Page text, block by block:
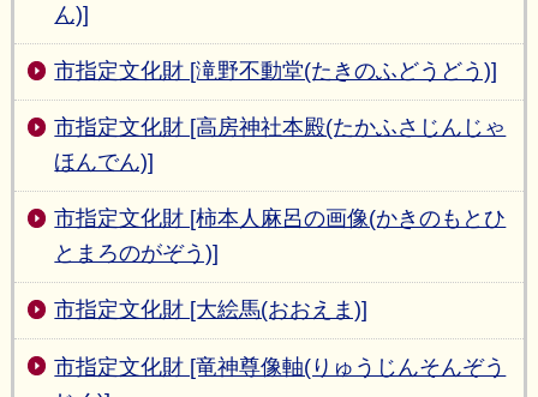
ん)]
市指定文化財 [滝野不動堂(たきのふどうどう)]
市指定文化財 [高房神社本殿(たかふさじんじゃ
ほんでん)]
市指定文化財 [柿本人麻呂の画像(かきのもとひ
とまろのがぞう)]
市指定文化財 [大絵馬(おおえま)]
市指定文化財 [竜神尊像軸(りゅうじんそんぞう